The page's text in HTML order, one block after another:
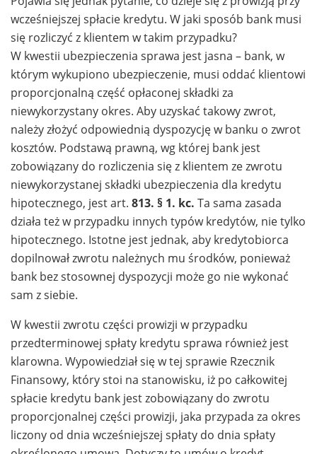
wcześniejszej spłacie kredytu. W jaki sposób bank musi
się rozliczyć z klientem w takim przypadku?
W kwestii ubezpieczenia sprawa jest jasna – bank, w
którym wykupiono ubezpieczenie, musi oddać klientowi
proporcjonalną część opłaconej składki za
niewykorzystany okres. Aby uzyskać takowy zwrot,
należy złożyć odpowiednią dyspozycję w banku o zwrot
kosztów. Podstawą prawną, wg której bank jest
zobowiązany do rozliczenia się z klientem ze zwrotu
niewykorzystanej składki ubezpieczenia dla kredytu
hipotecznego, jest art. 813. § 1. kc. Ta sama zasada
działa też w przypadku innych typów kredytów, nie tylko
hipotecznego. Istotne jest jednak, aby kredytobiorca
dopilnował zwrotu należnych mu środków, ponieważ
bank bez stosownej dyspozycji może go nie wykonać
sam z siebie.
W kwestii zwrotu części prowizji w przypadku
przedterminowej spłaty kredytu sprawa również jest
klarowna. Wypowiedział się w tej sprawie Rzecznik
Finansowy, który stoi na stanowisku, iż po całkowitej
spłacie kredytu bank jest zobowiązany do zwrotu
proporcjonalnej części prowizji, jaka przypada za okres
liczony od dnia wcześniejszej spłaty do dnia spłaty